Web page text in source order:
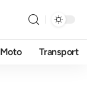
Moto Transport